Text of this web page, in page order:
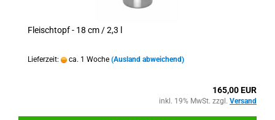
Fleischtopf - 18 cm / 2,3 l
Lieferzeit: ca. 1 Woche (Ausland abweichend)
165,00 EUR
inkl. 19% MwSt. zzgl. Versand